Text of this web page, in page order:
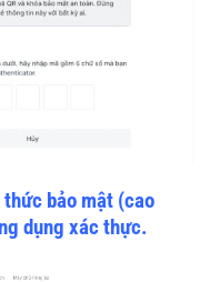
bảo mật (cao
dụng xác thực.